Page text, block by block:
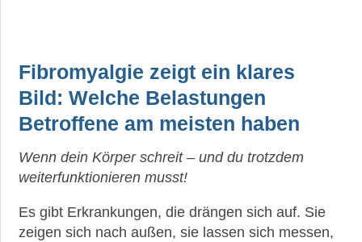
Fibromyalgie zeigt ein klares
Bild: Welche Belastungen
Betroffene am meisten haben
Wenn dein Körper schreit – und du trotzdem
weiterfunktionieren musst!
Es gibt Erkrankungen, die drängen sich auf. Sie
zeigen sich nach außen, sie lassen sich messen,